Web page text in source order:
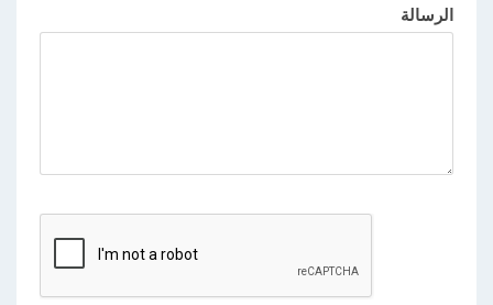
الرسالة